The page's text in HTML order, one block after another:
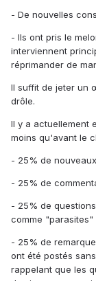
- De nouvelles
- Ils ont pris le
interviennent
réprimander de
Il suffit de jeter un
drôle.
Il y a actuellement
moins qu'avant le
- 25% de
- 25% de
- 25% de
comme "parasites"
- 25% de
ont été postés
rappelant que les